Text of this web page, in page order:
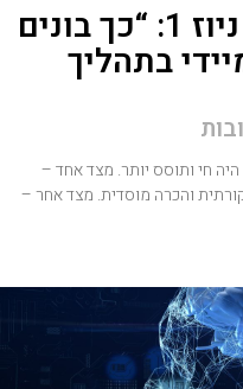
עקיבא פרדקין באתר ניוז 1: “כך בונים
בתהליך
חי ותוסס יותר. מצד אחד –
והכרה מוסדית. מצד אחר –